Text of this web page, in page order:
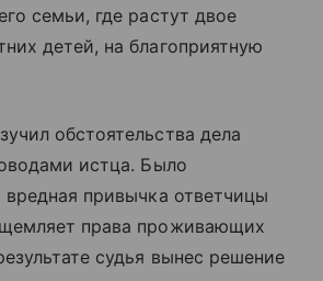
семьи, где растут двое
детей, на благоприятную
обстоятельства дела
истца. Было
вредная привычка ответчицы
права проживающих
судья вынес решение